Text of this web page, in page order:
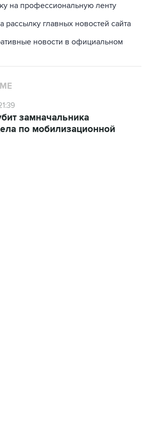
на профессиональную ленту
рассылку главных новостей сайта
новости в официальном
замначальника
по мобилизационной